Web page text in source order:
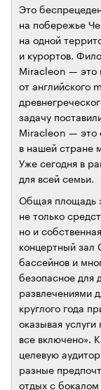
Это
на побережье
на одной
и курортов.
Miracleon — это
от английского
задачу
Miracleon — это
в нашей стране
Уже сегодня в
для всей семьи.
Общая площадь
не только
но и
концертный
бассейнов и
безопасное для
развлечениями
круглого года
оказывая
все включено».
целевую
разные
отдых с бокалом